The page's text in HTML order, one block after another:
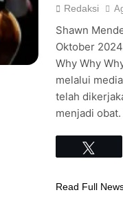
SCH Siap
Juli 31, 2026
RESMI DIGELAR,
JOGJA
Kemeriahan
Redaksi
Shawn
Oktober
Why Why
melalui
telah
menjadi
Read Full